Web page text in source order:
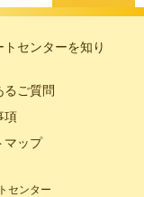
トセンターを知り
るご質問
項
マップ
センター